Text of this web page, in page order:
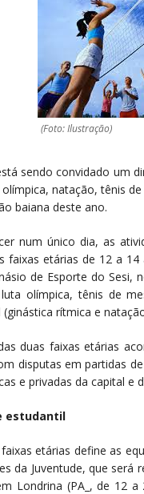
(Foto: Ilustração)
sendo convidado um
natação, tênis
baiana deste ano.
num único dia, as
faixas etárias de 12 a
de Esporte do Sesi,
olímpica, tênis de
rítmica e
duas faixas etárias
disputas em partidas
e privadas da capital e
estudantil
etárias define as
da Juventude, que
Londrina (PA_, de 12